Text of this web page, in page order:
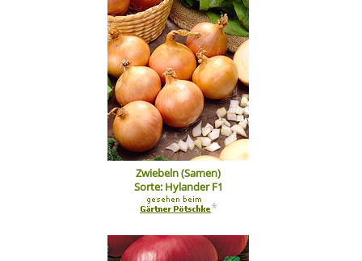
Zwiebeln (Samen)
Sorte: Hylander F1
*